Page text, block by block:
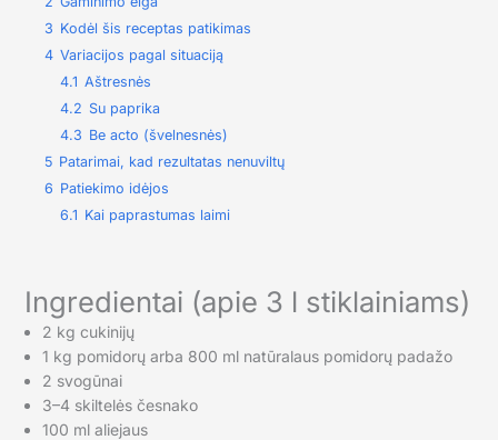
3 Kodėl šis receptas patikimas
4 Variacijos pagal situaciją
4.1 Aštresnės
4.2 Su paprika
4.3 Be acto (švelnesnės)
5 Patarimai, kad rezultatas nenuviltų
6 Patiekimo idėjos
6.1 Kai paprastumas laimi
Ingredientai (apie 3 l stiklainiams)
2 kg cukinijų
1 kg pomidorų arba 800 ml natūralaus pomidorų padažo
2 svogūnai
3–4 skiltelės česnako
100 ml aliejaus